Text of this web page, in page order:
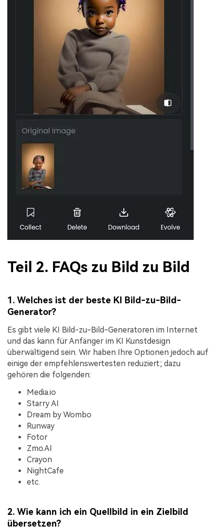
Teil 2. FAQs zu Bild zu Bild
1. Welches ist der beste KI Bild-zu-Bild-
Generator?
Es gibt viele KI Bild-zu-Bild-Generatoren im Internet
und das kann für Anfänger im KI Kunstdesign
überwältigend sein. Wir haben Ihre Optionen jedoch auf
einige der empfehlenswertesten reduziert; dazu
gehören die folgenden:
Media.io
Starry AI
Dream by Wombo
Runway
Fotor
Zmo.AI
Crayon
NightCafe
etc.
2. Wie kann ich ein Quellbild in ein Zielbild
übersetzen?